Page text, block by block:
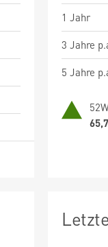
1 Jahr
3 Jahre
5 Jahre